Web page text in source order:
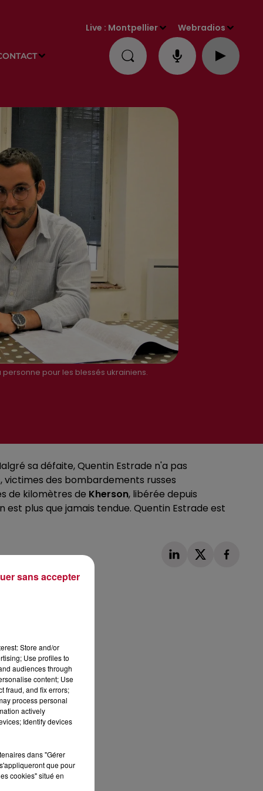
Live : Montpellier Webradios
pour les blessés ukrainiens.
sa défaite, Quentin Estrade n'a pas
victimes des bombardements russes
de kilomètres de Kherson, libérée depuis
plus que jamais tendue. Quentin Estrade est
Store and/or
Use profiles to
audiences through
content; Use
fraud, and fix errors;
process personal
actively
Identify devices
dans "Gérer
que pour
cookies" situé en
sans accepter